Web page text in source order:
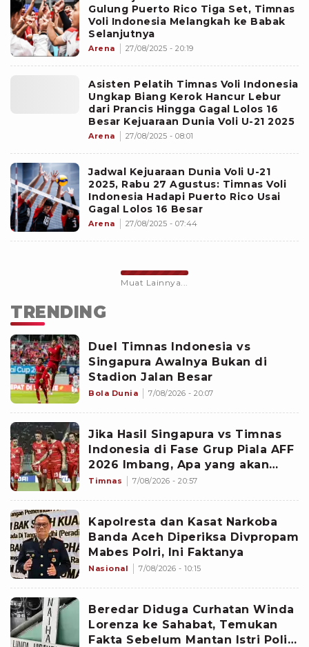
Gulung Puerto Rico Tiga Set, Timnas
Voli Indonesia Melangkah ke Babak
Selanjutnya
Arena 27/08/2025 - 20:19
Asisten Pelatih Timnas Voli Indonesia
Ungkap Biang Kerok Hancur Lebur
dari Prancis Hingga Gagal Lolos 16
Besar Kejuaraan Dunia Voli U-21 2025
Arena 27/08/2025 - 08:01
Jadwal Kejuaraan Dunia Voli U-21
2025, Rabu 27 Agustus: Timnas Voli
Indonesia Hadapi Puerto Rico Usai
Gagal Lolos 16 Besar
Arena 27/08/2025 - 07:44
Muat Lainnya...
TRENDING
Duel Timnas Indonesia vs
Singapura Awalnya Bukan di
Stadion Jalan Besar
Bola Dunia 7/08/2026 - 20:07
Jika Hasil Singapura vs Timnas
Indonesia di Fase Grup Piala AFF
2026 Imbang, Apa yang akan
Terjadi?
Timnas 7/08/2026 - 20:57
Kapolresta dan Kasat Narkoba
Banda Aceh Diperiksa Divpropam
Mabes Polri, Ini Faktanya
Nasional 7/08/2026 - 10:15
Beredar Diduga Curhatan Winda
Lorenza ke Sahabat, Temukan
Fakta Sebelum Mantan Istri Polisi